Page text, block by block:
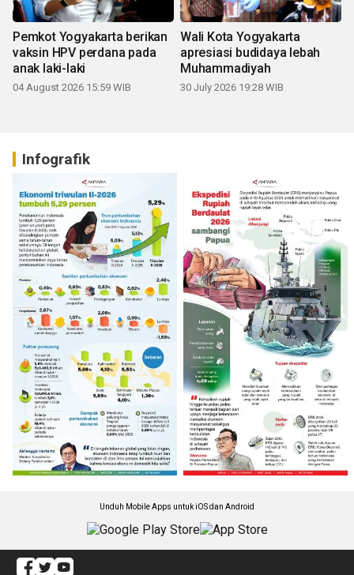
Pemkot Yogyakarta berikan
vaksin HPV perdana pada
anak laki-laki
04 August 2026 15:59 WIB
Wali Kota Yogyakarta
apresiasi budidaya lebah
Muhammadiyah
30 July 2026 19:28 WIB
Infografik
Unduh Mobile Apps untuk iOS dan Android